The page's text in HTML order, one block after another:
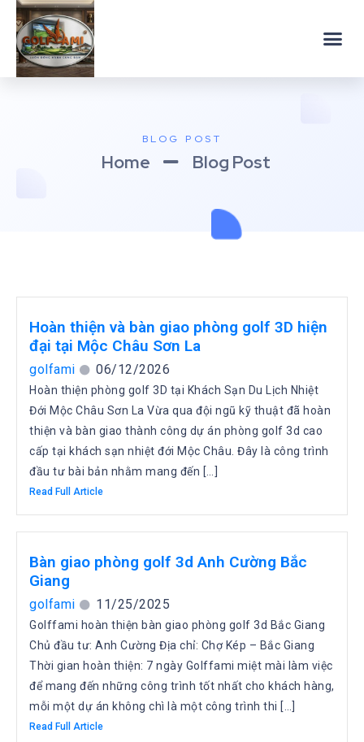
BLOG POST
Home Blog Post
Hoàn thiện và bàn giao phòng golf 3D hiện
đại tại Mộc Châu Sơn La
golfami 06/12/2026
Hoàn thiện phòng golf 3D tại Khách Sạn Du Lịch Nhiệt
Đới Mộc Châu Sơn La Vừa qua đội ngũ kỹ thuật đã hoàn
thiện và bàn giao thành công dự án phòng golf 3d cao
cấp tại khách sạn nhiệt đới Mộc Châu. Đây là công trình
đầu tư bài bản nhằm mang đến […]
Read Full Article
Bàn giao phòng golf 3d Anh Cường Bắc
Giang
golfami 11/25/2025
Golffami hoàn thiện bàn giao phòng golf 3d Bắc Giang
Chủ đầu tư: Anh Cường Địa chỉ: Chợ Kép – Bắc Giang
Thời gian hoàn thiện: 7 ngày Golffami miệt mài làm việc
để mang đến những công trình tốt nhất cho khách hàng,
mỗi một dự án không chì là một công trình thi […]
Read Full Article